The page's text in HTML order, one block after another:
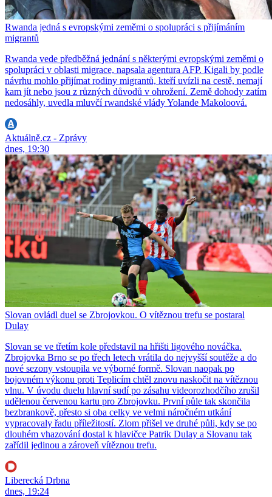
Rwanda jedná s evropskými zeměmi o spolupráci s přijímáním
migrantů
Rwanda vede předběžná jednání s některými evropskými zeměmi o
spolupráci v oblasti migrace, napsala agentura AFP. Kigali by podle
návrhu mohlo přijímat rodiny migrantů, kteří uvízli na cestě, nemají
kam jít nebo jsou z různých důvodů v ohrožení. Země dohody zatím
nedosáhly, uvedla mluvčí rwandské vlády Yolande Makoloová.
Aktuálně.cz - Zprávy
dnes, 19:30
Slovan ovládl duel se Zbrojovkou. O vítěznou trefu se postaral
Dulay
Slovan se ve třetím kole představil na hřišti ligového nováčka.
Zbrojovka Brno se po třech letech vrátila do nejvyšší soutěže a do
nové sezony vstoupila ve výborné formě. Slovan naopak po
bojovném výkonu proti Teplicím chtěl znovu naskočit na vítěznou
vlnu. V úvodu duelu hlavní sudí po zásahu videorozhodčího zrušil
udělenou červenou kartu pro Zbrojovku. První půle tak skončila
bezbrankově, přesto si oba celky ve velmi náročném utkání
vypracovaly řadu příležitostí. Zlom přišel ve druhé půli, kdy se po
dlouhém vhazování dostal k hlavičce Patrik Dulay a Slovanu tak
zařídil jedinou a zároveň vítěznou trefu.
Liberecká Drbna
dnes, 19:24